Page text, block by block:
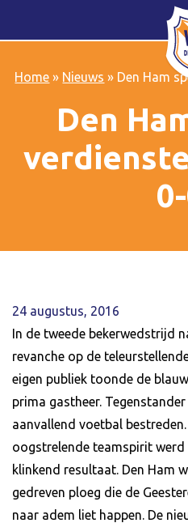
Home » Nieuws » Den Ham
Den
24 augustus, 2016
In de tweede bekerwedstrijd
revanche op de
eigen publiek toonde de
prima gastheer.
aanvallend voetbal
oogstrelende teamspirit werd
klinkend resultaat. Den Ham
gedreven ploeg die de
naar adem liet happen. De